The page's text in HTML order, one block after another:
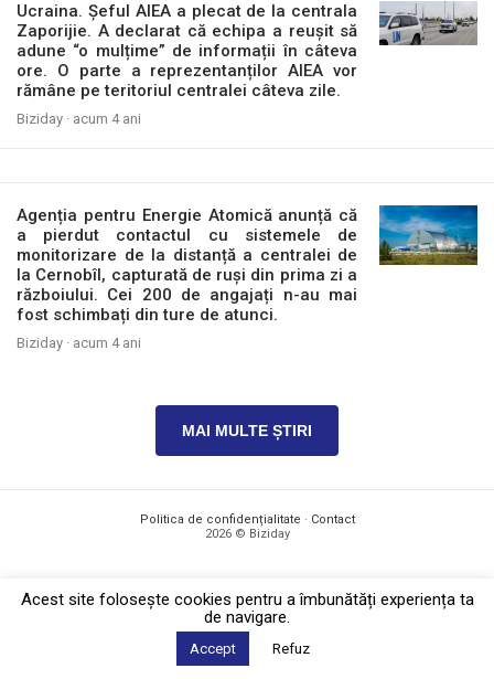
Ucraina. Șeful AIEA a plecat de la centrala
Zaporijie. A declarat că echipa a reușit să
adune “o mulțime” de informații în câteva
ore. O parte a reprezentanților AIEA vor
rămâne pe teritoriul centralei câteva zile.
Biziday · acum 4 ani
Agenția pentru Energie Atomică anunță că
a pierdut contactul cu sistemele de
monitorizare de la distanță a centralei de
la Cernobîl, capturată de ruși din prima zi a
războiului. Cei 200 de angajați n-au mai
fost schimbați din ture de atunci.
Biziday · acum 4 ani
MAI MULTE ȘTIRI
Politica de confidențialitate · Contact
2026 © Biziday
Acest site foloseşte cookies pentru a îmbunătăți experiența ta
de navigare.
Accept Refuz